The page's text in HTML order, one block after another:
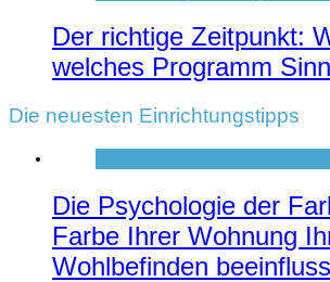
Der richtige Zeitpunkt:
welches Programm
Die neuesten Einrichtungstipps
Die Psychologie der
Farbe Ihrer Wohnung
Wohlbefinden